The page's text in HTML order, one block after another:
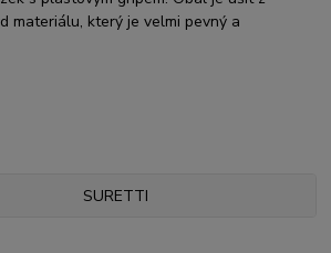
materiálu, který je velmi pevný a
SURETTI